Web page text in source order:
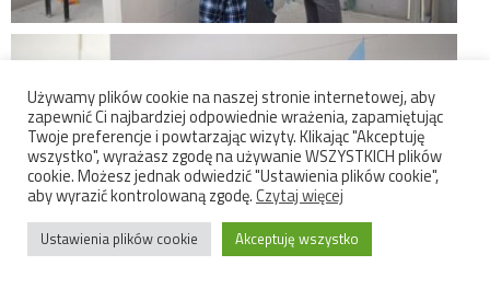
Używamy plików cookie na naszej stronie internetowej, aby
zapewnić Ci najbardziej odpowiednie wrażenia, zapamiętując
Twoje preferencje i powtarzając wizyty. Klikając "Akceptuję
wszystko", wyrażasz zgodę na używanie WSZYSTKICH plików
cookie. Możesz jednak odwiedzić "Ustawienia plików cookie",
aby wyrazić kontrolowaną zgodę.Czytaj więcej
Ustawienia plików cookie Akceptuję wszystko